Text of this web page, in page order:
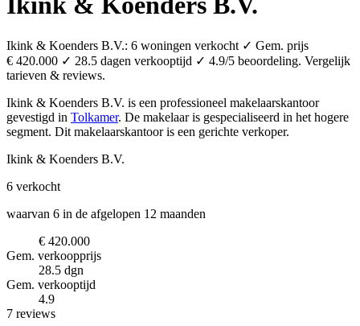
Ikink & Koenders B.V.: 6 woningen verkocht ✓ Gem. prijs
€ 420.000 ✓ 28.5 dagen verkooptijd ✓ 4.9/5 beoordeling. Vergelijk
tarieven & reviews.
Ikink & Koenders B.V. is een professioneel makelaarskantoor
gevestigd in Tolkamer. De makelaar is gespecialiseerd in het hogere
segment. Dit makelaarskantoor is een gerichte verkoper.
Ikink & Koenders B.V.
6 verkocht
waarvan 6 in de afgelopen 12 maanden
€ 420.000
Gem. verkoopprijs
28.5 dgn
Gem. verkooptijd
4.9
7 reviews